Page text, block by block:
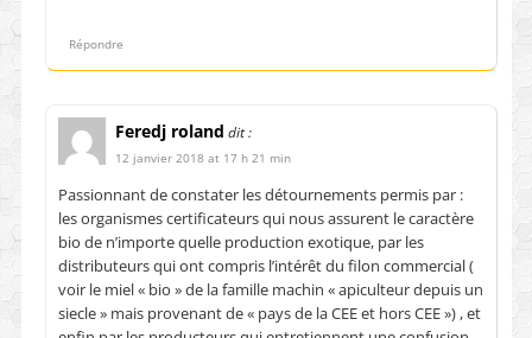
Répondre
Feredj roland dit :
12 janvier 2018 at 17 h 21 min
Passionnant de constater les détournements permis par :
les organismes certificateurs qui nous assurent le caractère
bio de n’importe quelle production exotique, par les
distributeurs qui ont compris l’intérêt du filon commercial (
voir le miel « bio » de la famille machin « apiculteur depuis un
siecle » mais provenant de « pays de la CEE et hors CEE ») , et